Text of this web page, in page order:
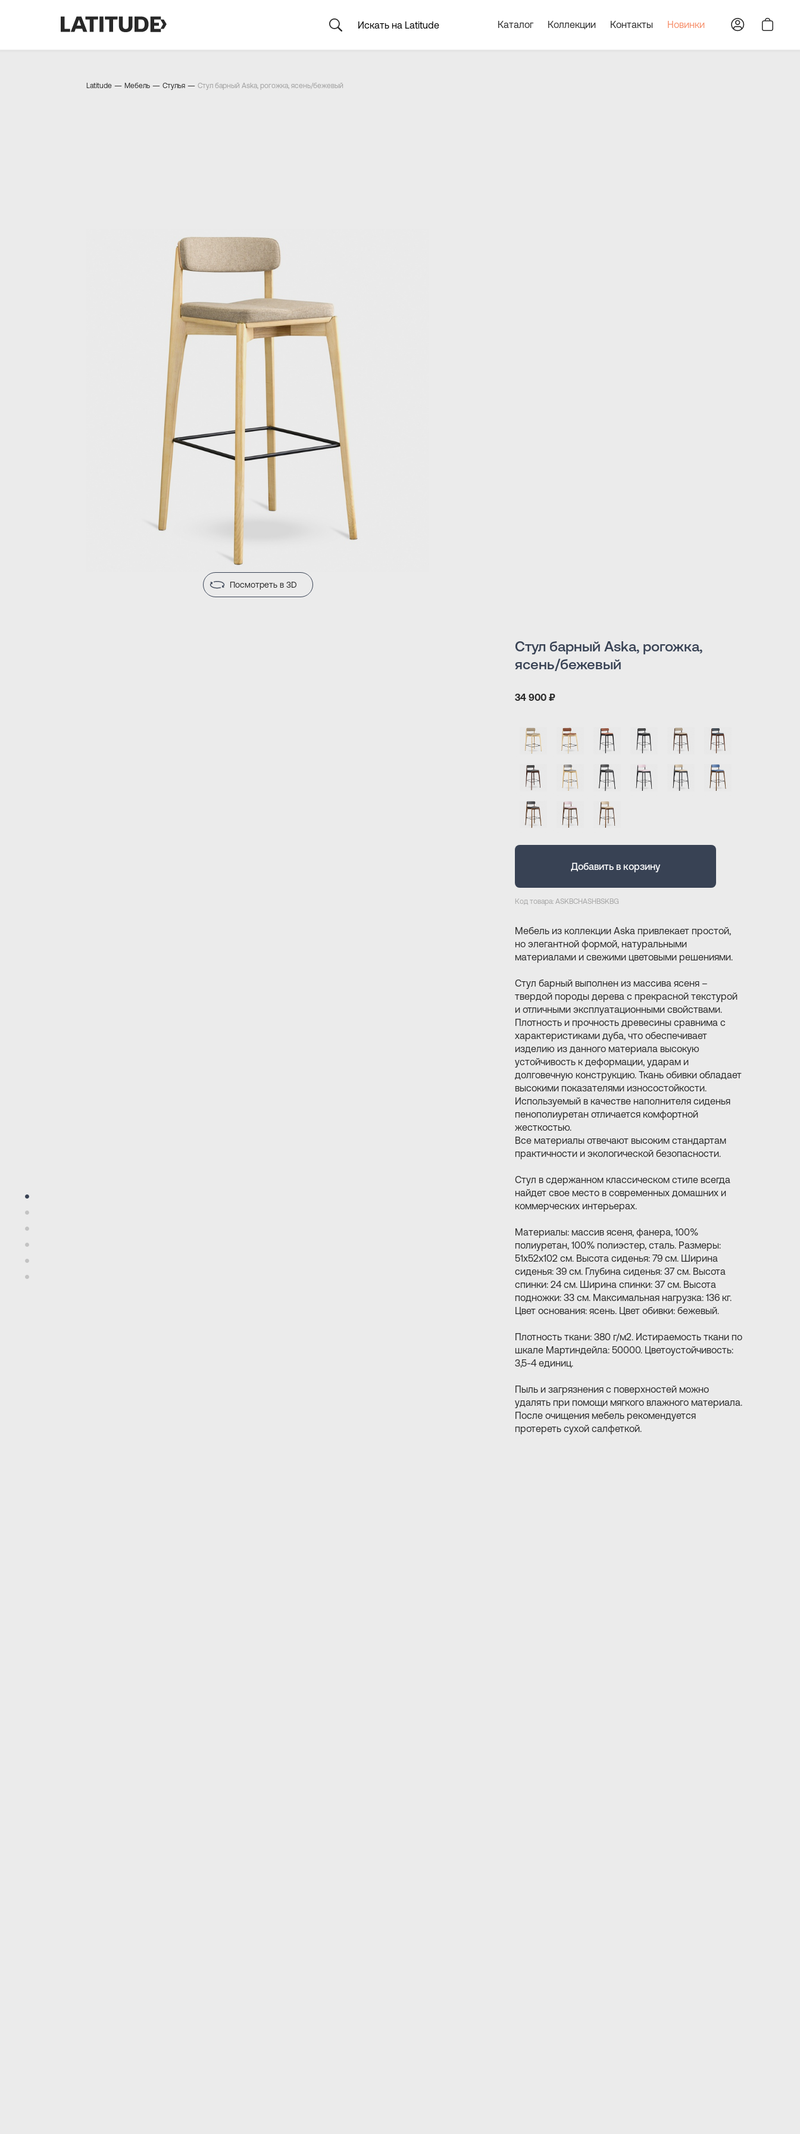
Каталог Коллекции Контакты Новинки
Latitude — Мебель — Стулья — Стул барный Aska, рогожка, ясень/бежевый
Посмотреть в 3D
Стул барный Aska, рогожка,
ясень/бежевый
34 900 ₽
Добавить в корзину
Код товара: ASKBCHASHBSKBG
Мебель из коллекции Aska привлекает простой,
но элегантной формой, натуральными
материалами и свежими цветовыми решениями.
Cтул барный выполнен из массива ясеня –
твердой породы дерева с прекрасной текстурой
и отличными эксплуатационными свойствами.
Плотность и прочность древесины сравнима с
характеристиками дуба, что обеспечивает
изделию из данного материала высокую
устойчивость к деформации, ударам и
долговечную конструкцию. Ткань обивки обладает
высокими показателями износостойкости.
Используемый в качестве наполнителя сиденья
пенополиуретан отличается комфортной
жесткостью.
Все материалы отвечают высоким стандартам
практичности и экологической безопасности.
Cтул в сдержанном классическом стиле всегда
найдет свое место в современных домашних и
коммерческих интерьерах.
Материалы: массив ясеня, фанера, 100%
полиуретан, 100% полиэстер, сталь. Размеры:
51х52х102 см. Высота сиденья: 79 см. Ширина
сиденья: 39 см. Глубина сиденья: 37 см. Высота
спинки: 24 см. Ширина спинки: 37 см. Высота
подножки: 33 см. Максимальная нагрузка: 136 кг.
Цвет основания: ясень. Цвет обивки: бежевый.
Плотность ткани: 380 г/м2. Истираемость ткани по
шкале Мартиндейла: 50000. Цветоустойчивость:
3,5-4 единиц.
Пыль и загрязнения с поверхностей можно
удалять при помощи мягкого влажного материала.
После очищения мебель рекомендуется
протереть сухой салфеткой.